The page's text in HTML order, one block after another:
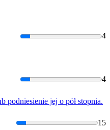
4
4
podniesienie jej o pół stopnia.
15